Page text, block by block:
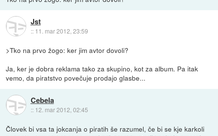
Jst
:: 11. mar 2012, 23:59
>Tko na prvo žogo: ker jim avtor dovoli?
Ja, ker je dobra reklama tako za skupino, kot za album. Pa itak
vemo, da piratstvo povečuje prodajo glasbe...
Cebela
:: 12. mar 2012, 02:45
Človek bi vsa ta jokcanja o piratih še razumel, če bi se kje karkoli